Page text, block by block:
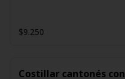
$9.250
Costillar cantonés con